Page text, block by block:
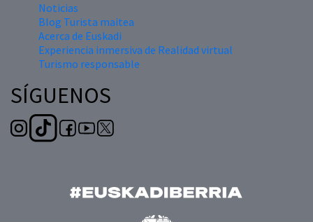
Noticias
Blog Turista maitea
Acerca de Euskadi
Experiencia inmersiva de Realidad virtual
Turismo responsable
SÍGUENOS